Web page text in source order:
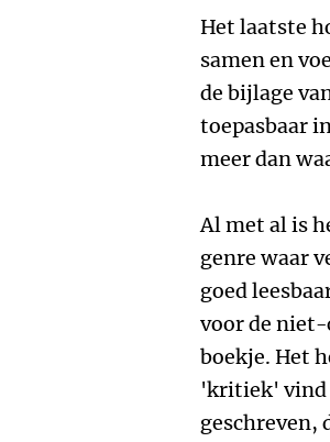
Het laatste
samen en
de bijlage
toepasbaar
meer dan
Al met al is
genre waar
goed
voor de
boekje. Het
'kritiek' vind
geschreven,